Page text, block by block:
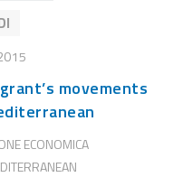
movements
ECONOMICA